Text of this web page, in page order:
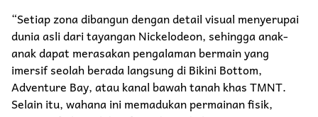
“Setiap zona dibangun dengan detail visual menyerupai
dunia asli dari tayangan Nickelodeon, sehingga anak-
anak dapat merasakan pengalaman bermain yang
imersif seolah berada langsung di Bikini Bottom,
Adventure Bay, atau kanal bawah tanah khas TMNT.
Selain itu, wahana ini memadukan permainan fisik,